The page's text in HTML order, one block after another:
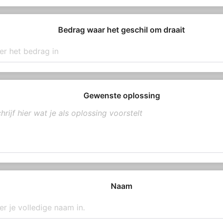
Bedrag waar het geschil om draait
Gewenste oplossing
Naam